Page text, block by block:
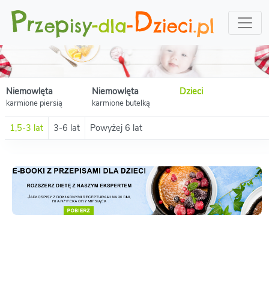
Niemowlęta
karmione piersią
Niemowlęta
karmione butelką
Dzieci
1,5-3 lat 3-6 lat Powyżej 6 lat